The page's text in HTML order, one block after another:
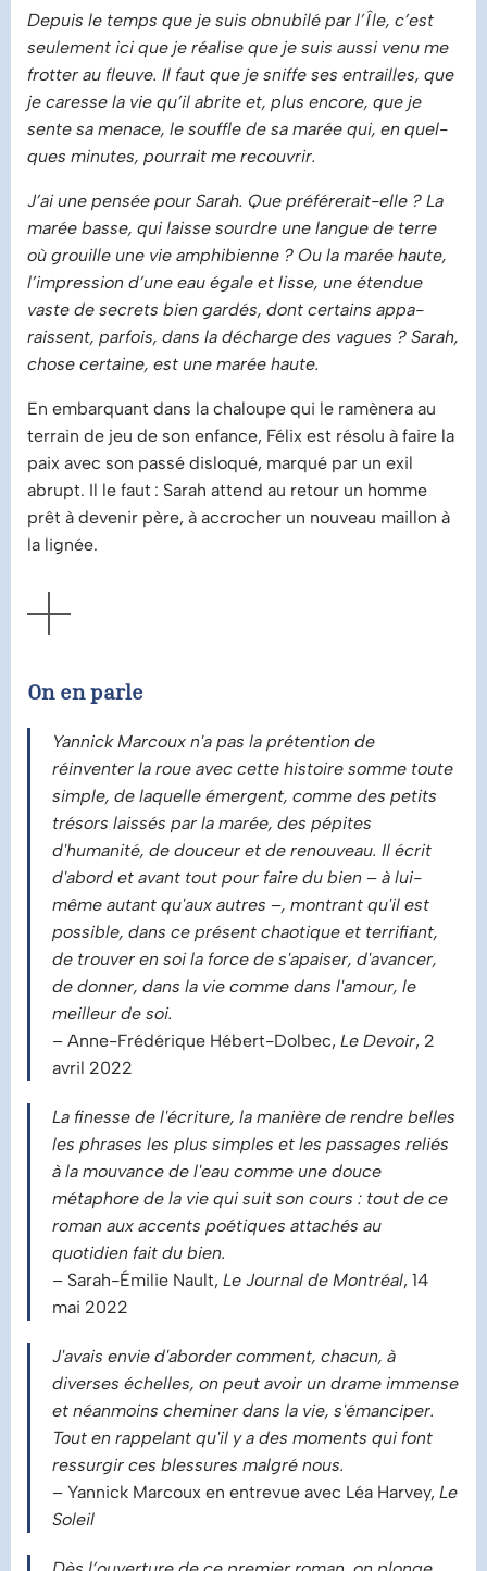
Depuis le temps que je suis obnubilé par l’Île, c’est
seulement ici que je réalise que je suis aussi venu me
frotter au fleuve. Il faut que je sniffe ses entrailles, que
je caresse la vie qu’il abrite et, plus encore, que je
sente sa menace, le souffle de sa marée qui, en quel­
ques minutes, pourrait me recouvrir.
J’ai une pensée pour Sarah. Que préférerait­-elle ? La
marée basse, qui laisse sourdre une langue de terre
où grouille une vie amphibienne ? Ou la marée haute,
l’impression d’une eau égale et lisse, une étendue
vaste de secrets bien gardés, dont certains appa­
raissent, parfois, dans la décharge des vagues ? Sarah,
chose certaine, est une marée haute.
En embarquant dans la chaloupe qui le ramènera au
terrain de jeu de son enfance, Félix est résolu à faire la
paix avec son passé disloqué, marqué par un exil
abrupt. Il le faut : Sarah attend au retour un homme
prêt à devenir père, à accrocher un nouveau maillon à
la lignée.
On en parle
Yannick Marcoux n'a pas la prétention de
réinventer la roue avec cette histoire somme toute
simple, de laquelle émergent, comme des petits
trésors laissés par la marée, des pépites
d'humanité, de douceur et de renouveau. Il écrit
d'abord et avant tout pour faire du bien – à lui-
même autant qu'aux autres –, montrant qu'il est
possible, dans ce présent chaotique et terrifiant,
de trouver en soi la force de s'apaiser, d'avancer,
de donner, dans la vie comme dans l'amour, le
meilleur de soi.
– Anne-Frédérique Hébert-Dolbec, Le Devoir, 2
avril 2022
La finesse de l'écriture, la manière de rendre belles
les phrases les plus simples et les passages reliés
à la mouvance de l'eau comme une douce
métaphore de la vie qui suit son cours : tout de ce
roman aux accents poétiques attachés au
quotidien fait du bien.
– Sarah-Émilie Nault, Le Journal de Montréal, 14
mai 2022
J'avais envie d'aborder comment, chacun, à
diverses échelles, on peut avoir un drame immense
et néanmoins cheminer dans la vie, s'émanciper.
Tout en rappelant qu'il y a des moments qui font
ressurgir ces blessures malgré nous.
– Yannick Marcoux en entrevue avec Léa Harvey, Le
Soleil